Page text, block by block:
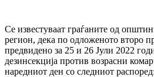
Се известуваат граѓаните од
регион, дека по одложеното второ
предвидено за 25 и 26 Јули 2022
дезинсекција против возрасни
наредниот ден со следниот распоред: